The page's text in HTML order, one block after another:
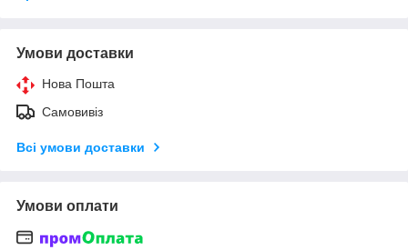
Умови доставки
Нова Пошта
Самовивіз
Всі умови доставки
Умови оплати